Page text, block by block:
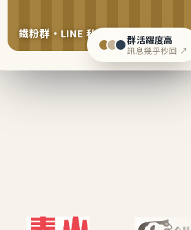
鐵粉群・LINE 私域運營中群活躍度高
訊息幾乎秒回 ↗